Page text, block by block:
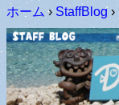
ホーム › StaffBlog ›